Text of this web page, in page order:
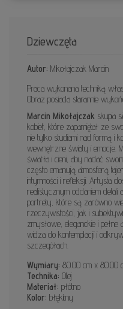
Dziewczęta
Autor: Mikołajczak Marcin
Praca wykonana techniką
Obraz posiada starannie
Marcin Mikołajczak skupia
kobiet, które zapamiętał ze
nie tylko studiami nad formą i
wewnętrzne światy i emocje.
światła i cieni, aby nadać
często emanują atmosferą
intymności i refleksji. Artysta
realistycznym oddaniem
portrety, które są zarówno
rzeczywistości, jak i
zmysłowe, eleganckie i
widza do kontemplacji i
szczegółach.
Wymiary: 80.00 cm x 80.00
Technika: Olej
Materiał: płótno
Kolor: błękitny